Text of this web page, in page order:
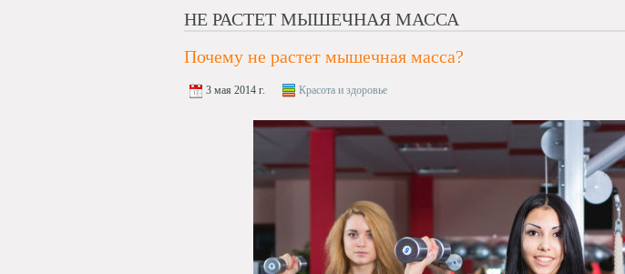
НЕ РАСТЕТ МЫШЕЧНАЯ МАССА
Почему не растет мышечная масса?
3 мая 2014 г. Красота и здоровье